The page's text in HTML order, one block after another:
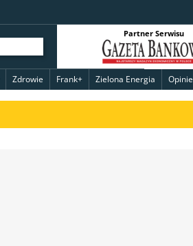
Partner Serwisu
Zdrowie Frank+ Zielona Energia Opinie